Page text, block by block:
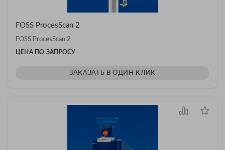
FOSS ProcesScan 2
FOSS ProcesScan 2
ЦЕНА ПО ЗАПРОСУ
ЗАКАЗАТЬ В ОДИН КЛИК